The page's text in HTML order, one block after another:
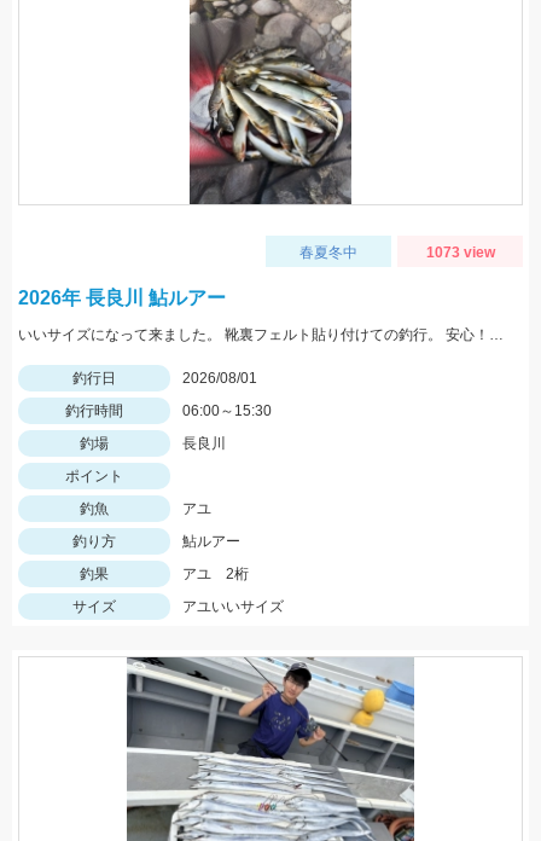
春夏冬中 1073 view
2026年 長良川 鮎ルアー
いいサイズになって来ました。 靴裏フェルト貼り付けての釣行。 安心！店長〜アドバイスありがとうございました！
釣行日
2026/08/01
釣行時間
06:00～15:30
釣場
長良川
ポイント
釣魚
アユ
釣り方
鮎ルアー
釣果
アユ 2桁
サイズ
アユいいサイズ